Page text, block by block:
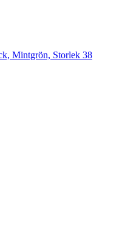
Mintgrön, Storlek 38